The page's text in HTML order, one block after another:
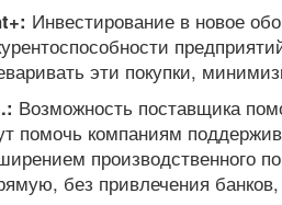
Инвестирование в новое
эти покупки,
Возможность поставщика
помочь компаниям
производственного
без привлечения